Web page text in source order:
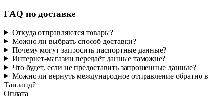
FAQ по доставке
Откуда отправляются товары?
Можно ли выбрать способ доставки?
Почему могут запросить паспортные данные?
Интернет-магазин передаёт данные таможне?
Что будет, если не предоставить запрошенные данные?
Можно ли вернуть международное отправление обратно в
Таиланд?
Оплата